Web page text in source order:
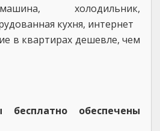
холодильник,
кухня, интернет
в квартирах дешевле, чем
обеспечены